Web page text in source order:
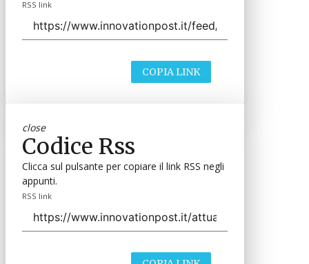
RSS link
COPIA LINK
close
Codice Rss
Clicca sul pulsante per copiare il link RSS negli
appunti.
RSS link